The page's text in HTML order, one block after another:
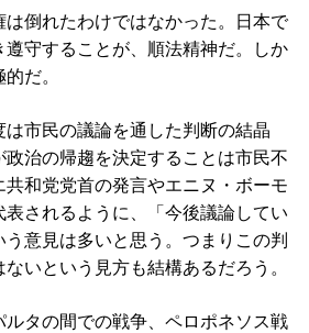
倒れたわけではなかった。日本で
遵守することが、順法精神だ。しか
だ。
市民の議論を通した判断の結晶
治の帰趨を決定することは市民不
和党党首の発言やエニヌ・ボーモ
表されるように、「今後議論してい
意見は多いと思う。つまりこの判
いという見方も結構あるだろう。
タの間での戦争、ペロポネソス戦